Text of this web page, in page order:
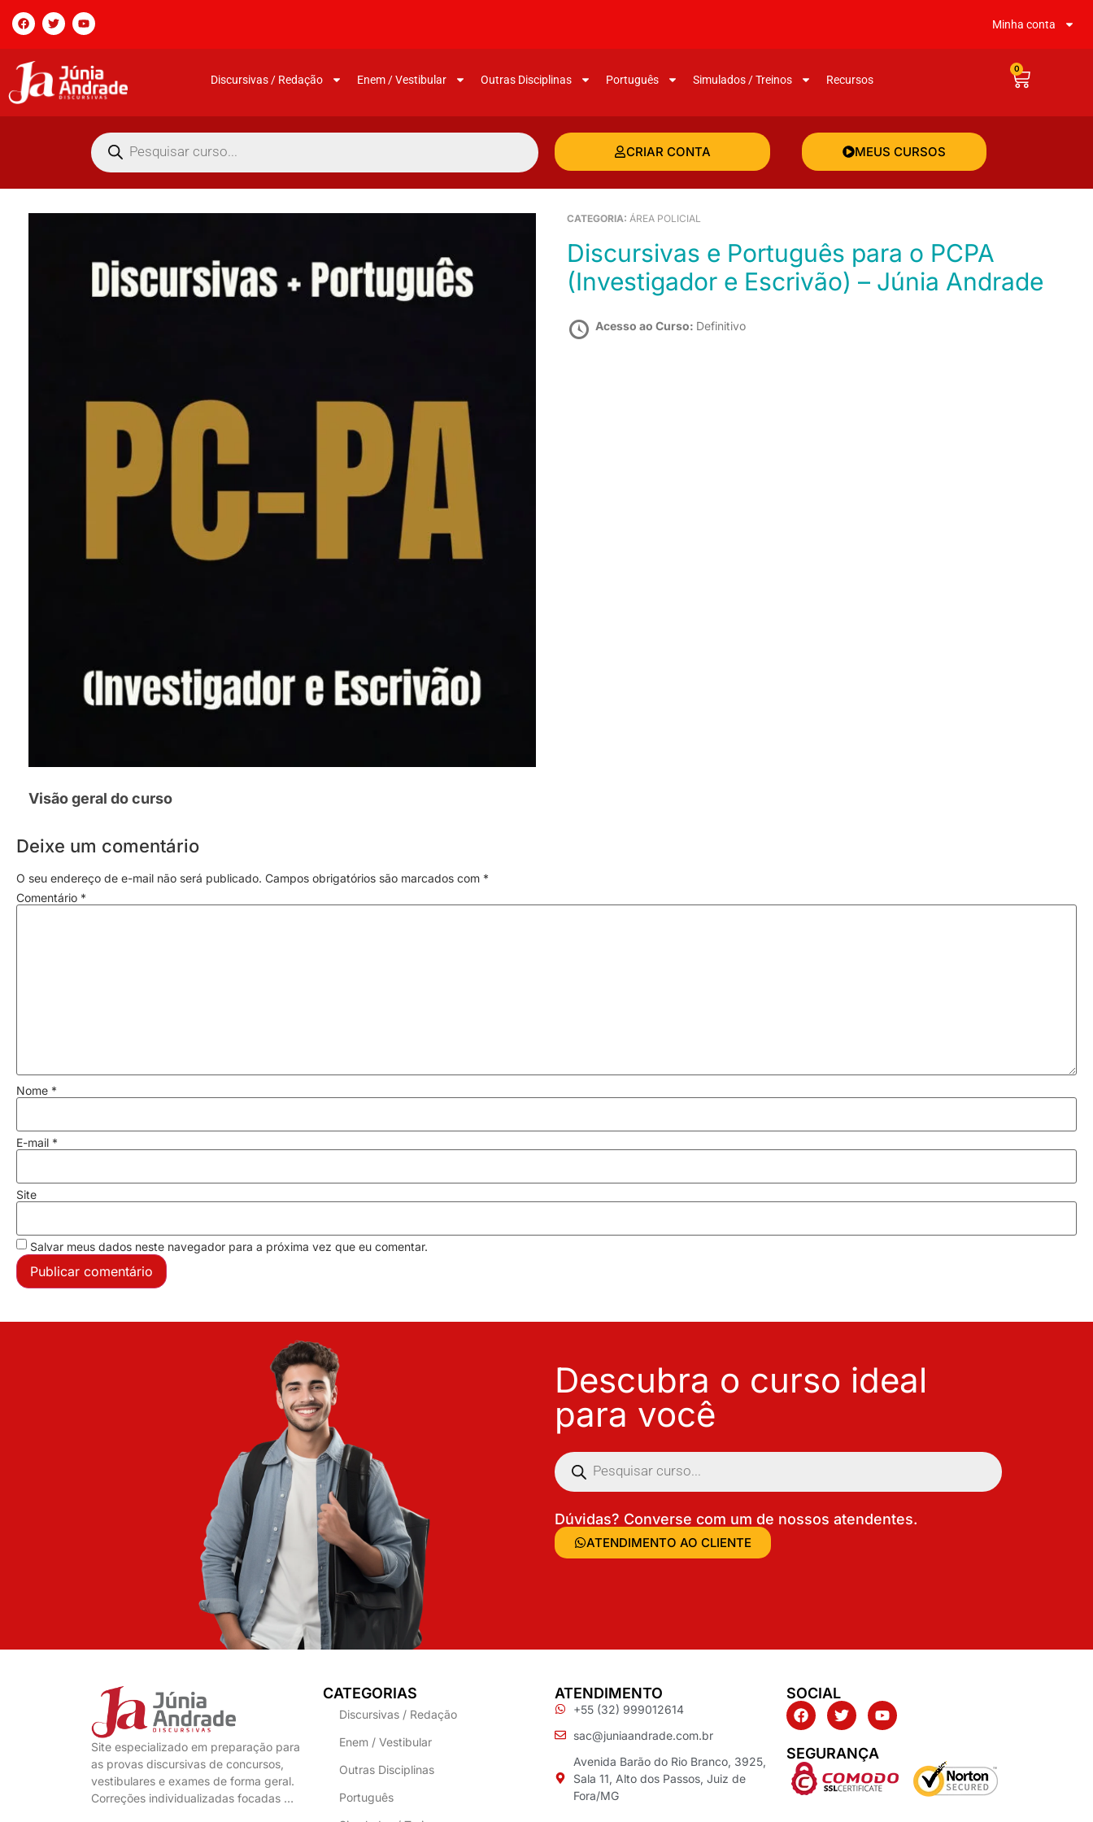
Minha conta
Discursivas / Redação Enem / Vestibular Outras Disciplinas Português Simulados / Treinos Recursos
0
CRIAR CONTA MEUS CURSOS
CATEGORIA: ÁREA POLICIAL
Discursivas e Português para o PCPA
(Investigador e Escrivão) – Júnia Andrade
Acesso ao Curso: Definitivo
Visão geral do curso
Deixe um comentário
O seu endereço de e-mail não será publicado. Campos obrigatórios são marcados com *
Comentário *
Nome *
E-mail *
Site
Salvar meus dados neste navegador para a próxima vez que eu comentar.
Descubra o curso ideal
para você
Dúvidas? Converse com um de nossos atendentes.
ATENDIMENTO AO CLIENTE
Site especializado em preparação para
as provas discursivas de concursos,
vestibulares e exames de forma geral.
Correções individualizadas focadas …
CATEGORIAS
Discursivas / Redação
Enem / Vestibular
Outras Disciplinas
Português
ATENDIMENTO
+55 (32) 999012614
sac@juniaandrade.com.br
Avenida Barão do Rio Branco, 3925,
Sala 11, Alto dos Passos, Juiz de
Fora/MG
SOCIAL
SEGURANÇA